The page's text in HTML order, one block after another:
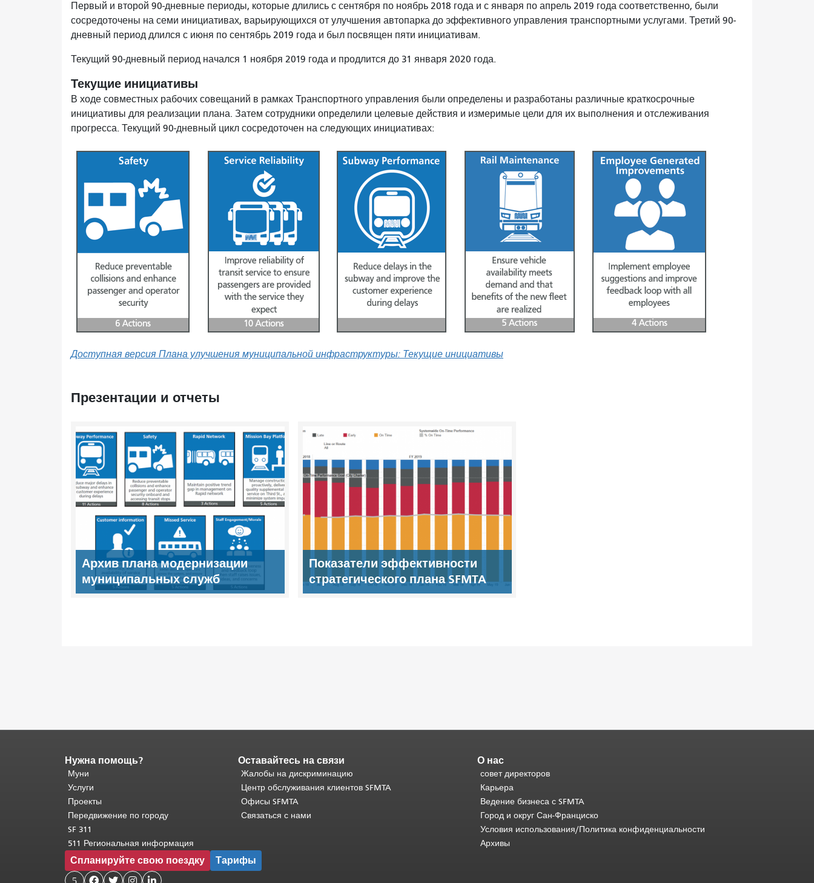
Первый и второй 90-дневные периоды, которые длились с сентября по ноябрь 2018 года и с января по апрель 2019 года соответственно, были
сосредоточены на семи инициативах, варьирующихся от улучшения автопарка до эффективного управления транспортными услугами. Третий 90-
дневный период длился с июня по сентябрь 2019 года и был посвящен пяти инициативам.
Текущий 90-дневный период начался 1 ноября 2019 года и продлится до 31 января 2020 года.
Текущие инициативы
В ходе совместных рабочих совещаний в рамках Транспортного управления были определены и разработаны различные краткосрочные
инициативы для реализации плана. Затем сотрудники определили целевые действия и измеримые цели для их выполнения и отслеживания
прогресса. Текущий 90-дневный цикл сосредоточен на следующих инициативах:
Доступная версия Плана улучшения муниципальной инфраструктуры: Текущие инициативы
Презентации и отчеты
Архив плана модернизации
муниципальных служб
Показатели эффективности
стратегического плана SFMTA
Конец
содержимого
страницы.
часть
этой
страницы
на
каждой
странице.
Нужна помощь?
Муни
Услуги
Проекты
Передвижение по городу
SF 311
511 Региональная информация
Оставайтесь на связи
Жалобы на дискриминацию
Центр обслуживания клиентов SFMTA
Офисы SFMTA
Связаться с нами
О нас
совет директоров
Карьера
Ведение бизнеса с SFMTA
Город и округ Сан-Франциско
Условия использования/Политика конфиденциальности
Архивы
Спланируйте свою поездку Тарифы
5    